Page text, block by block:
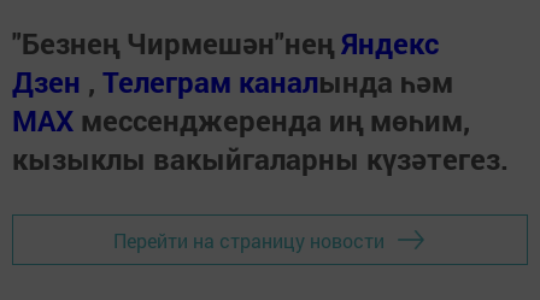
"Безнең Чирмешән"неңЯндекс
Дзен , Телеграм каналында һәм
МАХ мессенджеренда иң мөһим,
кызыклы вакыйгаларны күзәтегез.
Перейти на страницу новости